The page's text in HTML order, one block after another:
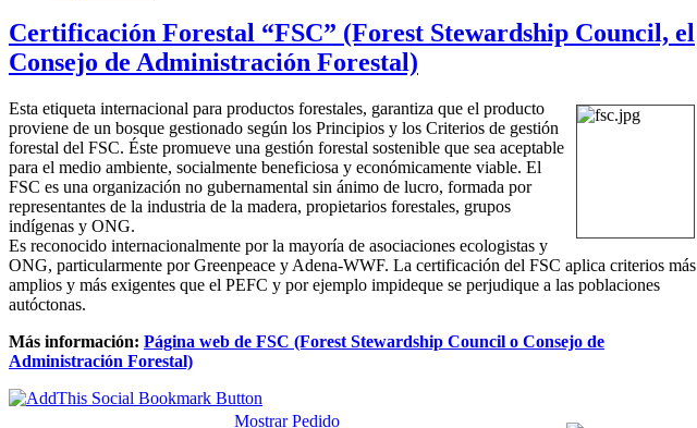
Certificación Forestal “FSC” (Forest Stewardship Council, el
Consejo de Administración Forestal)
Esta etiqueta internacional para productos forestales, garantiza que el producto
proviene de un bosque gestionado según los Principios y los Criterios de gestión
forestal del FSC. Éste promueve una gestión forestal sostenible que sea aceptable
para el medio ambiente, socialmente beneficiosa y económicamente viable. El
FSC es una organización no gubernamental sin ánimo de lucro, formada por
representantes de la industria de la madera, propietarios forestales, grupos
indígenas y ONG.
Es reconocido internacionalmente por la mayoría de asociaciones ecologistas y
ONG, particularmente por Greenpeace y Adena-WWF. La certificación del FSC aplica criterios más
amplios y más exigentes que el PEFC y por ejemplo impideque se perjudique a las poblaciones
autóctonas.
Más información: Página web de FSC (Forest Stewardship Council o Consejo de
Administración Forestal)
Mostrar Pedido